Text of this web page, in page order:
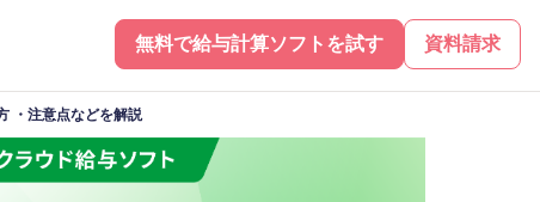
資料請求
無料で給与計算ソフトを試す
・注意点などを解説